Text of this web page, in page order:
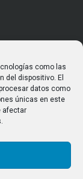
como las
del dispositivo. El
datos como
únicas en este
afectar